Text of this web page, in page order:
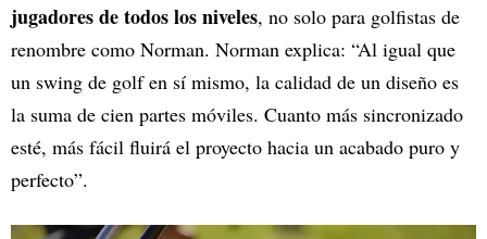
jugadores de todos los niveles, no solo para golfistas de
renombre como Norman. Norman explica: “Al igual que
un swing de golf en sí mismo, la calidad de un diseño es
la suma de cien partes móviles. Cuanto más sincronizado
esté, más fácil fluirá el proyecto hacia un acabado puro y
perfecto”.